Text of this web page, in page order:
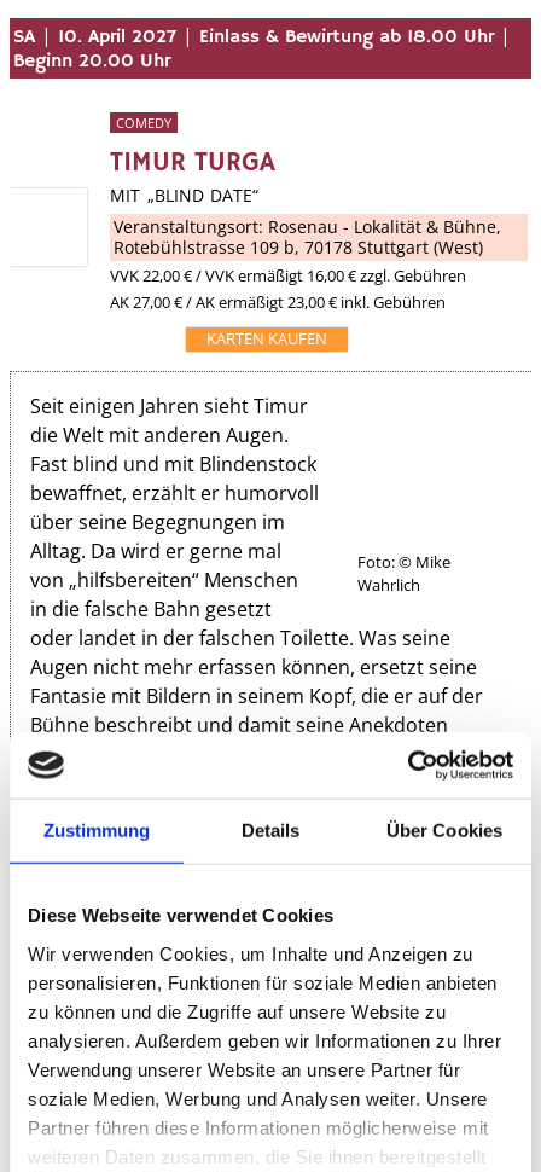
Zustimmung Details Über Cookies
Diese Webseite verwendet Cookies
Wir verwenden Cookies, um Inhalte und Anzeigen zu
personalisieren, Funktionen für soziale Medien anbieten
zu können und die Zugriffe auf unsere Website zu
analysieren. Außerdem geben wir Informationen zu Ihrer
Verwendung unserer Website an unsere Partner für
soziale Medien, Werbung und Analysen weiter. Unsere
Partner führen diese Informationen möglicherweise mit
weiteren Daten zusammen, die Sie ihnen bereitgestellt
SA | 10. April 2027 | Einlass & Bewirtung ab 18.00 Uhr |
Beginn 20.00 Uhr
COMEDY
TIMUR TURGA
MIT „BLIND DATE“
Veranstaltungsort: Rosenau - Lokalität & Bühne,
Rotebühlstrasse 109 b, 70178 Stuttgart (West)
VVK22,00 €/ VVK ermäßigt 16,00 € zzgl. Gebühren
AK 27,00 € / AK ermäßigt 23,00 € inkl. Gebühren
KARTEN KAUFEN
Foto: © Mike
Wahrlich
Seit einigen Jahren sieht Timur
die Welt mit anderen Augen.
Fast blind und mit Blindenstock
bewaffnet, erzählt er humorvoll
über seine Begegnungen im
Alltag. Da wird er gerne mal
von „hilfsbereiten“ Menschen
in die falsche Bahn gesetzt
oder landet in der falschen Toilette. Was seine
Augen nicht mehr erfassen können, ersetzt seine
Fantasie mit Bildern in seinem Kopf, die er auf der
Bühne beschreibt und damit seine Anekdoten
schmückt.
Timur packt jeden Zuschauer, wenn er auf
beeindruckende und humorvolle Weise erzählt, was
sich seit seiner Augenkrankheit in seinem Leben
Mit viel Ironie erzählt er über Alltägliches: Er baut
seinen nervigen Wecker um, rettet die Pandabären
vom Aussterben und erzählt von seinem ehemaligen
Job als Kinderpfleger.
Timur Turga erzählt auf eine ganz bezaubernde Art
dem Publikum seine Betrachtungsweise und öffnet
damit jedem die Augen. Sympathisch und souverän